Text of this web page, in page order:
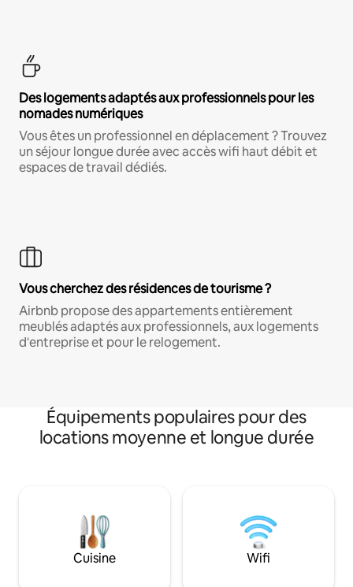
Des logements adaptés aux professionnels pour les
nomades numériques
Vous êtes un professionnel en déplacement ? Trouvez
un séjour longue durée avec accès wifi haut débit et
espaces de travail dédiés.
Vous cherchez des résidences de tourisme ?
Airbnb propose des appartements entièrement
meublés adaptés aux professionnels, aux logements
d'entreprise et pour le relogement.
Équipements populaires pour des
locations moyenne et longue durée
Cuisine Wifi